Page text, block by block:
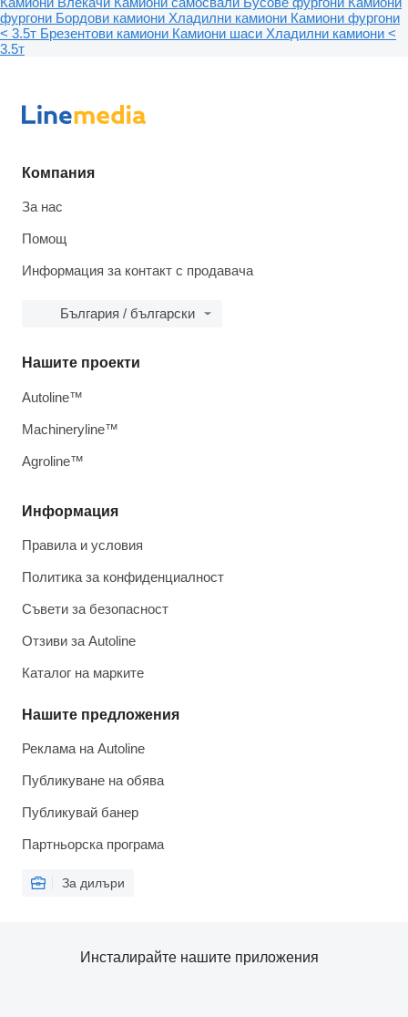
фургони Бордови камиони Хладилни камиони Камиони фургони
< 3.5т Брезентови камиони Камиони шаси Хладилни камиони <
3.5т
Компания
За нас
Помощ
Информация за контакт с продавача
България / български
Информация
Правила и условия
Политика за конфиденциалност
Съвети за безопасност
Отзиви за Autoline
Каталог на марките
Нашите предложения
Реклама на Autoline
Публикуване на обява
Публикувай банер
Партньорска програма
За дилъри
Нашите проекти
Autoline™
Machineryline™
Agroline™
Инсталирайте нашите приложения